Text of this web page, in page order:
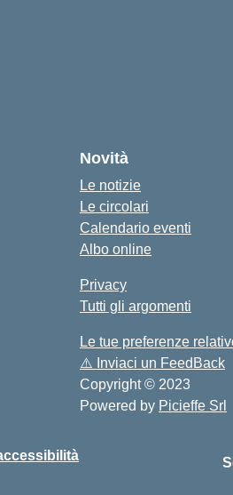
Novità
Le notizie
Le circolari
Calendario eventi
Albo online
Privacy
Tutti gli argomenti
Le tue preferenze
⚠️ Inviaci un FeedBack
Copyright © 2023
Powered by Picieffe Srl